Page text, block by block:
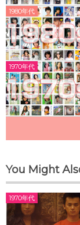
1980年代
1970年代
You Might
1970年代